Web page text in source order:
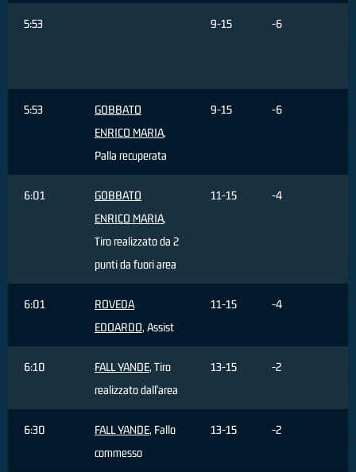
5:53 9-15 -6
5:53
GOBBATO
ENRICO MARIA,
Palla recuperata
9-15 -6
6:01
GOBBATO
ENRICO MARIA,
Tiro realizzato da 2
punti da fuori area
11-15 -4
6:01
ROVEDA
EDOARDO, Assist
11-15 -4
6:10 FALL YANDE, Tiro
realizzato dall'area
13-15 -2
6:30 FALL YANDE, Fallo
commesso
13-15 -2